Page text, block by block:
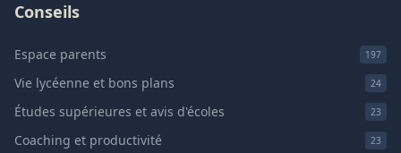
Conseils
Espace parents 197
Vie lycéenne et bons plans 24
Études supérieures et avis d'écoles 23
Coaching et productivité 23